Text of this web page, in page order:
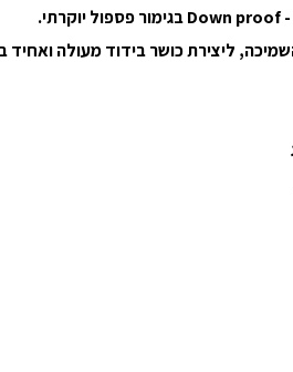
ליצירת כושר בידוד מעולה ואחיד